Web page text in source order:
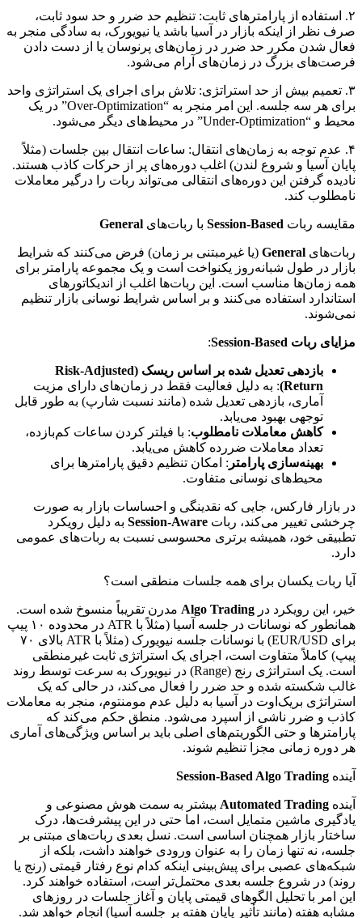
۲. استفاده از پارامترهای ثابت: تنظیم حد ضرر و حد سود ثابت،
صرف نظر از اینکه بازار در آسیا باشد یا نیویورک، به سادگی منجر به
فعال شدن مکرر حد ضرر در زمان‌های پرنوسان یا از دست دادن
فرصت‌های بزرگ در زمان‌های آرام می‌شود.
۳. تعمیم بیش از حد استراتژی: تلاش برای اجرای یک استراتژی واحد
برای هر سه جلسه. این امر منجر به “Over-Optimization” در یک
محیط و “Under-Optimization” در محیط‌های دیگر می‌شود.
۴. عدم توجه به زمان‌های انتقال: ساعات انتقال بین جلسات (مثلاً
پایان آسیا و شروع لندن) اغلب دوره‌های پر از حرکات کاذب هستند.
نادیده گرفتن این دوره‌های انتقالی می‌تواند ربات را درگیر معاملات
نامطلوب کند.
مقایسه ربات Session-Based با ربات‌های General
ربات‌های General (یا غیرمبتنی بر زمان) فرض می‌کنند که شرایط
بازار در طول شبانه‌روز یکنواخت است و یک مجموعه پارامتر برای
همه زمان‌ها مناسب است. این ربات‌ها اغلب از اندیکاتورهای
استاندارد استفاده می‌کنند و بر اساس شرایط نوسانی بازار تنظیم
نمی‌شوند.
مزایای ربات Session-Based :
بازدهی تعدیل شده بر اساس ریسک (Risk-Adjusted
Return) : به دلیل فعالیت فقط در زمان‌های دارای مزیت
آماری، بازدهی تعدیل شده (مانند نسبت شارپ) به طور قابل
توجهی بهبود می‌یابد.
کاهش معاملات نامطلوب: با فیلتر کردن ساعات کم‌بازده،
تعداد معاملات ضررده کاهش می‌یابد.
بهینه‌سازی پارامتر : امکان تنظیم دقیق پارامترها برای
محیط‌های نوسانی متفاوت.
در بازار فارکس، جایی که نقدینگی و احساسات بازار به صورت
چرخشی تغییر می‌کند، ربات Session-Aware به دلیل رویکرد
تطبیقی خود، همیشه برتری محسوسی نسبت به ربات‌های عمومی
دارد.
آیا ربات یکسان برای همه جلسات منطقی است؟
خیر، این رویکرد در Algo Trading مدرن تقریباً منسوخ شده است.
همانطور که نوسانات در جلسه آسیا (مثلاً با ATR در محدوده ۱۰ پیپ
برای EUR/USD) با نوسانات جلسه نیویورک (مثلاً با ATR بالای ۷۰
پیپ) کاملاً متفاوت است، اجرای یک استراتژی ثابت غیرمنطقی
است. یک استراتژی رنج (Range) در نیویورک به سرعت توسط روند
غالب شکسته شده و حد ضرر را فعال می‌کند، در حالی که یک
استراتژی بریک‌اوت در آسیا به دلیل عدم مومنتوم، منجر به معاملات
کاذب و ضرر ناشی از اسپرد می‌شود. منطق حکم می‌کند که
پارامترها و حتی الگوریتم‌های اصلی باید بر اساس ویژگی‌های آماری
هر دوره زمانی مجزا تنظیم شوند.
آینده Session-Based Algo Trading
آینده Automated Trading بیشتر به سمت هوش مصنوعی و
یادگیری ماشین متمایل است، اما حتی در این پیشرفت‌ها، درک
ساختار بازار همچنان اساسی است. نسل بعدی ربات‌های مبتنی بر
جلسه، نه تنها زمان را به عنوان ورودی خواهند داشت، بلکه از
شبکه‌های عصبی برای پیش‌بینی اینکه کدام نوع رفتار قیمتی (رنج یا
روند) در شروع جلسه بعدی محتمل‌تر است، استفاده خواهند کرد.
این امر با تحلیل الگوهای قیمتی پایان و آغاز جلسات در روزهای
مشابه هفته (مانند تأثیر پایان هفته بر جلسه آسیا) انجام خواهد شد.